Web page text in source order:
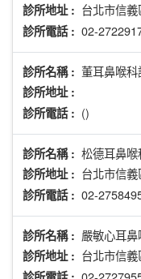
診所地址 : 台北市信
診所電話 : 02-
診所名稱 : 董耳鼻喉科
診所地址 :
診所電話 : ()
診所名稱 : 松德耳鼻
診所地址 : 台北市信
診所電話 : 02-
診所名稱 : 嚴敏心耳
診所地址 : 台北市信